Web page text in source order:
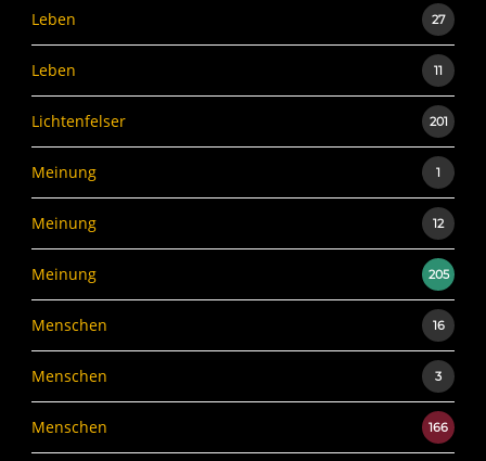
Leben 27
Leben 11
Lichtenfelser 201
Meinung 1
Meinung 12
Meinung 205
Menschen 16
Menschen 3
Menschen 166